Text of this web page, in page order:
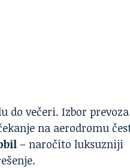
do večeri. Izbor prevoza
na aerodromu
– naročito luksuzniji